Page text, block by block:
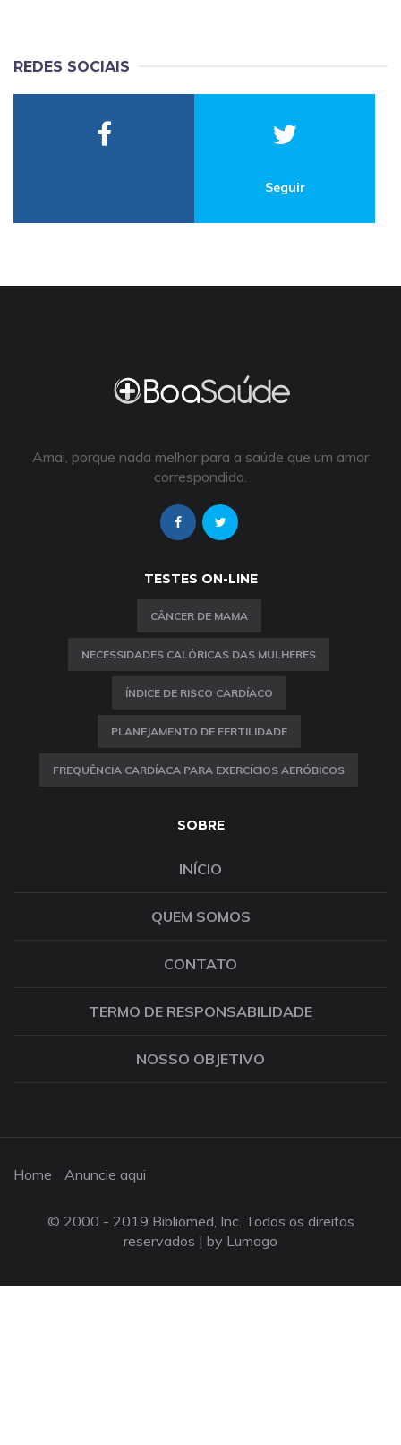
REDES SOCIAIS
Seguir
Amai, porque nada melhor para a saúde que um amor
correspondido.
TESTES ON-LINE
CÂNCER DE MAMA
NECESSIDADES CALÓRICAS DAS MULHERES
ÍNDICE DE RISCO CARDÍACO
PLANEJAMENTO DE FERTILIDADE
FREQUÊNCIA CARDÍACA PARA EXERCÍCIOS AERÓBICOS
SOBRE
INÍCIO
QUEM SOMOS
CONTATO
TERMO DE RESPONSABILIDADE
NOSSO OBJETIVO
Home Anuncie aqui
© 2000 - 2019 Bibliomed, Inc. Todos os direitos
reservados | by Lumago